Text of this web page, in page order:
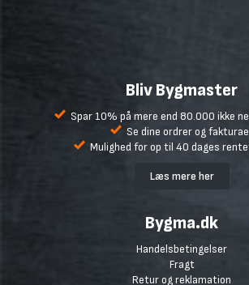
Bliv Bygmaster
Spar 10% på mere end 80.000 ikke
Se dine ordrer og
Mulighed for op til 40 dages
Læs mere her
Bygma.dk
Handelsbetingelser
Fragt
Retur og reklamation